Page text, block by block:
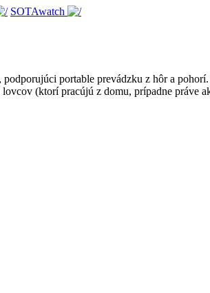
SOTAwatch
portable prevádzku z hôr a
(ktorí pracújú z domu, prípadne práve